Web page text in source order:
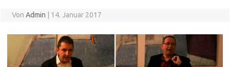
Von Admin 14. Januar 2017